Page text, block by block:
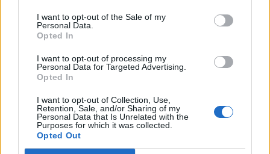
I want to opt-out of the Sale of my
Personal Data.
Opted In
I want to opt-out of processing my
Personal Data for Targeted Advertising.
Opted In
I want to opt-out of Collection, Use,
Retention, Sale, and/or Sharing of my
Personal Data that Is Unrelated with the
Purposes for which it was collected.
Opted Out
EVENTI
Scledum film festival